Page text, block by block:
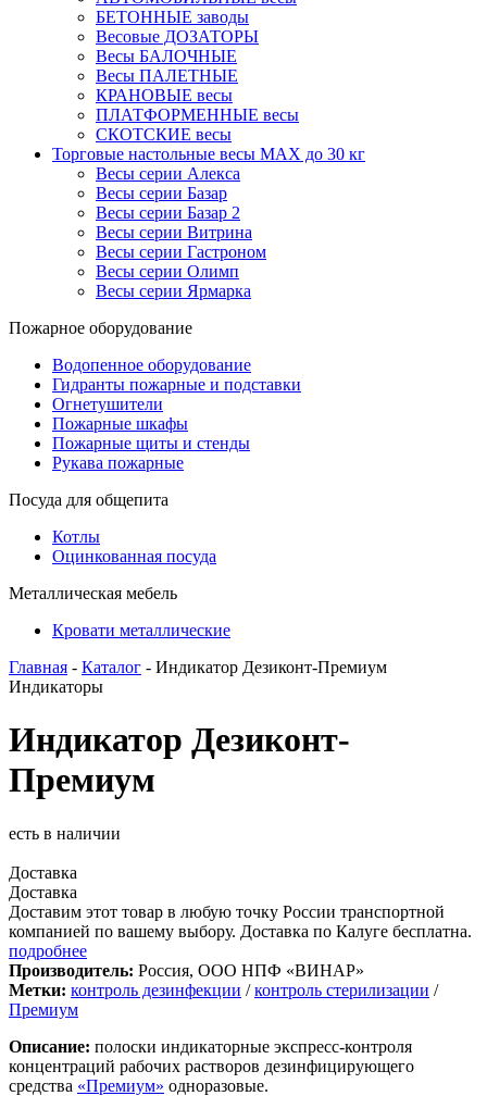
БЕТОННЫЕ заводы
Весовые ДОЗАТОРЫ
Весы БАЛОЧНЫЕ
Весы ПАЛЕТНЫЕ
КРАНОВЫЕ весы
ПЛАТФОРМЕННЫЕ весы
СКОТСКИЕ весы
Торговые настольные весы MAX до 30 кг
Весы серии Алекса
Весы серии Базар
Весы серии Базар 2
Весы серии Витрина
Весы серии Гастроном
Весы серии Олимп
Весы серии Ярмарка
Пожарное оборудование
Водопенное оборудование
Гидранты пожарные и подставки
Огнетушители
Пожарные шкафы
Пожарные щиты и стенды
Рукава пожарные
Посуда для общепита
Котлы
Оцинкованная посуда
Металлическая мебель
Кровати металлические
Главная - Каталог - Индикатор Дезиконт-Премиум
Индикаторы
Индикатор Дезиконт-
Премиум
есть в наличии
Доставка
Доставка
Доставим этот товар в любую точку России транспортной
компанией по вашему выбору. Доставка по Калуге бесплатна.
подробнее
Производитель: Россия, ООО НПФ «ВИНАР»
Метки: контроль дезинфекции /контроль стерилизации /
Премиум
Описание: полоски индикаторные экспресс-контроля
концентраций рабочих растворов дезинфицирующего
средства «Премиум» одноразовые.